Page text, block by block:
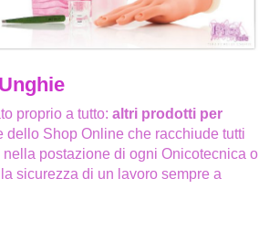
proprio a tutto: altri prodotti per
dello Shop Online che racchiude tutti
postazione di ogni Onicotecnica o
sicurezza di un lavoro sempre a